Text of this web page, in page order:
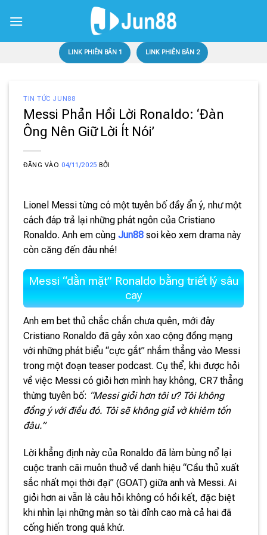
qua
LINK PHIÊN BẢN 1 LINK PHIÊN BẢN 2
TIN TỨC JUN88
Messi Phản Hồi Lời Ronaldo: ‘Đàn
Ông Nên Giữ Lời Ít Nói’
ĐĂNG VÀO 04/11/2025 BỞI
Lionel Messi từng có một tuyên bố đầy ẩn ý, như một
cách đáp trả lại những phát ngôn của Cristiano
Ronaldo. Anh em cùng Jun88 soi kèo xem drama này
còn căng đến đâu nhé!
Messi “dằn mặt” Ronaldo bằng triết lý sâu
cay
Anh em bet thủ chắc chắn chưa quên, mới đây
Cristiano Ronaldo đã gây xôn xao cộng đồng mạng
với những phát biểu “cực gắt” nhắm thẳng vào Messi
trong một đoạn teaser podcast. Cụ thể, khi được hỏi
về việc Messi có giỏi hơn mình hay không, CR7 thẳng
thừng tuyên bố: “Messi giỏi hơn tôi ư? Tôi không
đồng ý với điều đó. Tôi sẽ không giả vờ khiêm tốn
đâu.”
Lời khẳng định này của Ronaldo đã làm bùng nổ lại
cuộc tranh cãi muôn thuở về danh hiệu “Cầu thủ xuất
sắc nhất mọi thời đại” (GOAT) giữa anh và Messi. Ai
giỏi hơn ai vẫn là câu hỏi không có hồi kết, đặc biệt
khi nhìn lại những màn so tài đỉnh cao mà cả hai đã
cống hiến trong quá khứ.